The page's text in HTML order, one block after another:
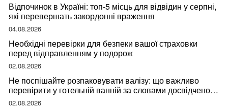
Відпочинок в Україні: топ-5 місць для відвідин у серпні,
які перевершать закордонні враження
04.08.2026
Необхідні перевірки для безпеки вашої страховки
перед відправленням у подорож
02.08.2026
Не поспішайте розпаковувати валізу: що важливо
перевірити у готельній ванній за словами досвідченої
мандрівниці
02.08.2026